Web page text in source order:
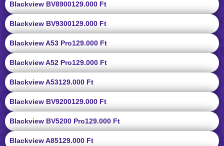
Blackview BV8900129.000 Ft
Blackview BV9300129.000 Ft
Blackview A53 Pro129.000 Ft
Blackview A52 Pro129.000 Ft
Blackview A53129.000 Ft
Blackview BV9200129.000 Ft
Blackview BV5200 Pro129.000 Ft
Blackview A85129.000 Ft